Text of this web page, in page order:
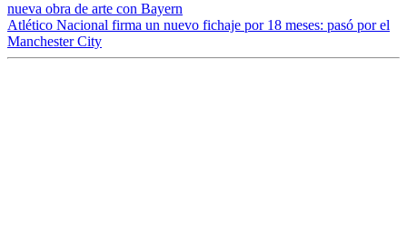
nueva obra de arte con Bayern
Atlético Nacional firma un nuevo fichaje por 18 meses: pasó por el
Manchester City